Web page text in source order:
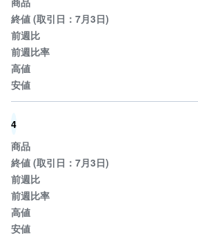
商
品
先
物
金
・
銀
外
貨
建
M
M
F
W
4